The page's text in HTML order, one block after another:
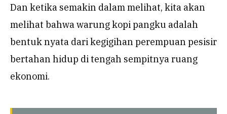
Dan ketika semakin dalam melihat, kita akan
melihat bahwa warung kopi pangku adalah
bentuk nyata dari kegigihan perempuan pesisir
bertahan hidup di tengah sempitnya ruang
ekonomi.